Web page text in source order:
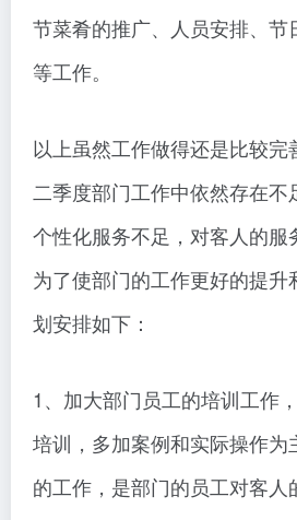
节菜肴的推广、人员安排、节
等工作。
以上虽然工作做得还是比较
二季度部门工作中依然存在不
个性化服务不足，对客人的服
为了使部门的工作更好的提
划安排如下：
1、加大部门员工的培训工作
培训，多加案例和实际操作为
的工作，是部门的员工对客人